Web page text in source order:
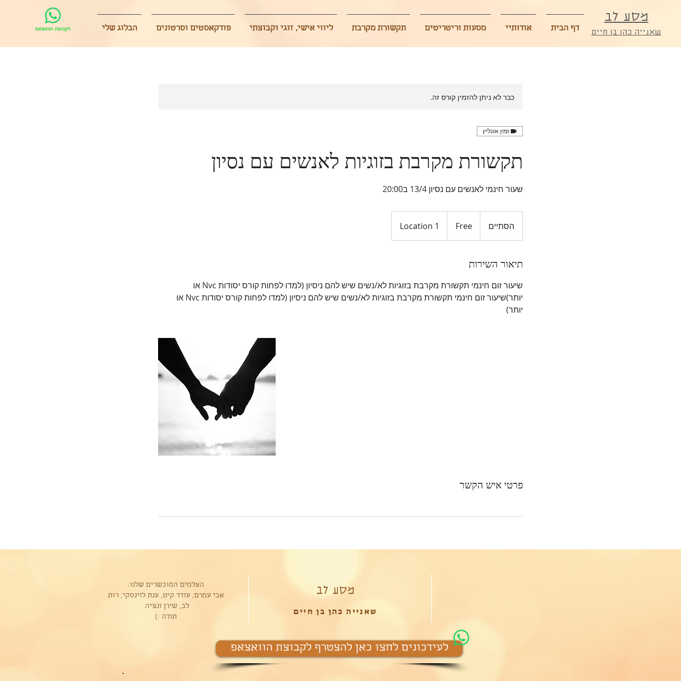
מסע לב
שאנייה כהן בן חיים דף הבית אודותיי מסעות וריטריטים תקשורת מקרבת ליווי אישי, זוגי וקבוצתי פודקאסטים וסרטונים הבלוג שלי לקבוצת הוואצאפ
כבר לא ניתן להזמין קורס זה.
זמין אונליין
תקשורת מקרבת בזוגיות לאנשים עם נסיון
שעור חינמי לאנשים עם נסיון 13/4 ב20:00
הסתיים
ס
י
ם
Free
Location 1
תיאור השירות
שיעור זום חינמי תקשורת מקרבת בזוגיות לא/נשים שיש להם ניסיון (למדו לפחות קורס יסודות Nvc או
יותר)שיעור זום חינמי תקשורת מקרבת בזוגיות לא/נשים שיש להם ניסיון (למדו לפחות קורס יסודות Nvc או
יותר)
פרטי איש הקשר
הצלמים המוכשרים שלנו:
אבי עמרם, עודד קיט, ענת לוינסקי, רות
לב, שירן ונציה.
תודה :)
מסע לב
שאנייה כהן בן חיים
לעידכונים לחצו כאן להצטרף לקבוצת הוואצאפ